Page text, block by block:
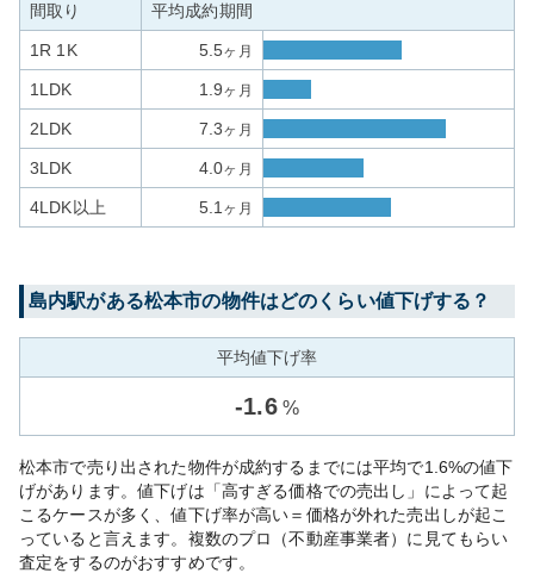
間取り 平均成約期間
1R 1K 5.5ヶ月
1LDK 1.9ヶ月
2LDK 7.3ヶ月
3LDK 4.0ヶ月
4LDK以上 5.1 ヶ月
島内駅がある松本市の物件はどのくらい値下げする？
平均値下げ率
-1.6 %
松本市で売り出された物件が成約するまでには平均で1.6%の値下
げがあります。値下げは「高すぎる価格での売出し」によって起
こるケースが多く、値下げ率が高い＝価格が外れた売出しが起こ
っていると言えます。複数のプロ（不動産事業者）に見てもらい
査定をするのがおすすめです。